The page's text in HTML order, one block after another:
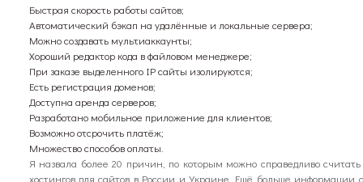
Быстрая скорость работы сайтов;
Автоматический бэкап на удалённые и локальные сервера;
Можно создавать мультиаккаунты;
Хороший редактор кода в файловом менеджере;
При заказе выделенного IP сайты изолируются;
Есть регистрация доменов;
Доступна аренда серверов;
Разработано мобильное приложение для клиентов;
Возможно отсрочить платёж;
Множество способов оплаты.
Я назвала более 20 причин, по которым можно справедливо
хостингов для сайтов в России и Украине. Ещё больше